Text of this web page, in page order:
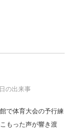
の出来事
で体育大会の予行練
もった声が響き渡